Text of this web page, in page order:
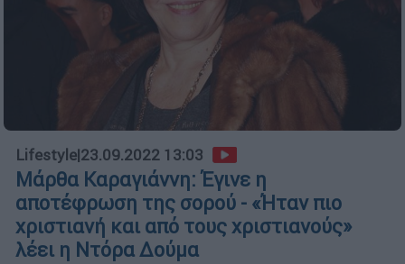
Lifestyle|23.09.2022 13:03
Μάρθα Καραγιάννη: Έγινε η
αποτέφρωση της σορού - «Ήταν πιο
χριστιανή και από τους χριστιανούς»
λέει η Ντόρα Δούμα